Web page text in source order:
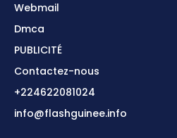
Webmail
Dmca
PUBLICITÉ
Contactez-nous
+224622081024
info@flashguinee.info